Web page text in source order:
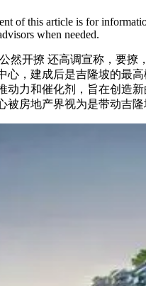
of this article is for
when needed.
然开撩 还高调宣称，要撩
心，建成后是吉隆坡的最
动力和催化剂，旨在创造
被房地产界视为是带动吉